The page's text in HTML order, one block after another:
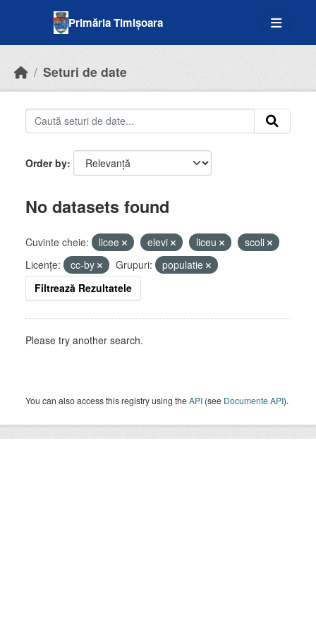
Primăria Timișoara
Seturi de date
Order by
No datasets found
Cuvinte cheie: licee elevi liceu
scoli
Licenţe:
cc-by Grupuri:
populatie
Filtrează Rezultatele
Please try another search.
You can also access this registry using theAPI (see Documente API).